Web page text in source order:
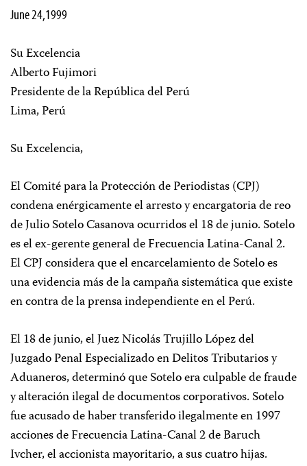
June 24,1999
Su Excelencia
Alberto Fujimori
Presidente de la República del Perú
Lima, Perú
Su Excelencia,
El Comité para la Protección de Periodistas (CPJ)
condena enérgicamente el arresto y encargatoria de reo
de Julio Sotelo Casanova ocurridos el 18 de junio. Sotelo
es el ex-gerente general de Frecuencia Latina-Canal 2.
El CPJ considera que el encarcelamiento de Sotelo es
una evidencia más de la campaña sistemática que existe
en contra de la prensa independiente en el Perú.
El 18 de junio, el Juez Nicolás Trujillo López del
Juzgado Penal Especializado en Delitos Tributarios y
Aduaneros, determinó que Sotelo era culpable de fraude
y alteración ilegal de documentos corporativos. Sotelo
fue acusado de haber transferido ilegalmente en 1997
acciones de Frecuencia Latina-Canal 2 de Baruch
Ivcher, el accionista mayoritario, a sus cuatro hijas.